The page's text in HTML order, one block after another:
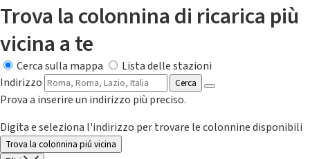
Trova la colonnina di ricarica più
vicina a te
Cerca sulla mappa
Lista delle stazioni
Indirizzo
Cerca
Prova a inserire un indirizzo più preciso.
Digita e seleziona l'indirizzo per trovare le colonnine disponibili
Trova la colonnina piú vicina